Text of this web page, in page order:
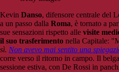
Kevin Danso, difensore centrale del
a un passo dalla Roma, è tornato a
sue sensazioni rispetto alle visite
il suo trasferimento nella Capitale:
sì. Non avevo mai sentito una
corre verso il ritorno in campo. Il
sessione estiva, con De Rossi in